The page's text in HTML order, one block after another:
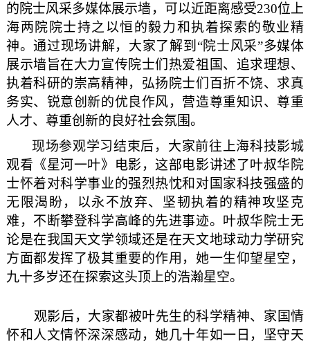
的院士风采多媒体展示墙，可以近距离感受230位上
海两院院士持之以恒的毅力和执着探索的敬业精
神。通过现场讲解，大家了解到“院士风采”多媒体
展示墙旨在大力宣传院士们热爱祖国、追求理想、
执着科研的崇高精神，弘扬院士们百折不饶、求真
务实、锐意创新的优良作风，营造尊重知识、尊重
人才、尊重创新的良好社会氛围。
现场参观学习结束后，大家前往上海科技影城
观看《星河一叶》电影，这部电影讲述了叶叔华院
士怀着对科学事业的强烈热忱和对国家科技强盛的
无限渴盼，以永不放弃、坚韧执着的精神攻坚克
难，不断攀登科学高峰的先进事迹。叶叔华院士无
论是在我国天文学领域还是在天文地球动力学研究
方面都发挥了极其重要的作用，她一生仰望星空，
九十多岁还在探索这头顶上的浩瀚星空。
观影后，大家都被叶先生的科学精神、家国情
怀和人文情怀深深感动，她几十年如一日，坚守天